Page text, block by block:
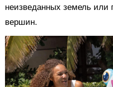
неизведанных земель или
вершин.